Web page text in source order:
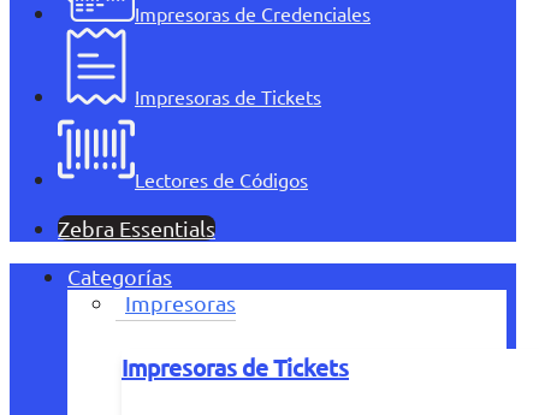
Impresoras de Credenciales
Impresoras de Tickets
Lectores de Códigos
Zebra Essentials
Categorías
Impresoras
Impresoras de Tickets